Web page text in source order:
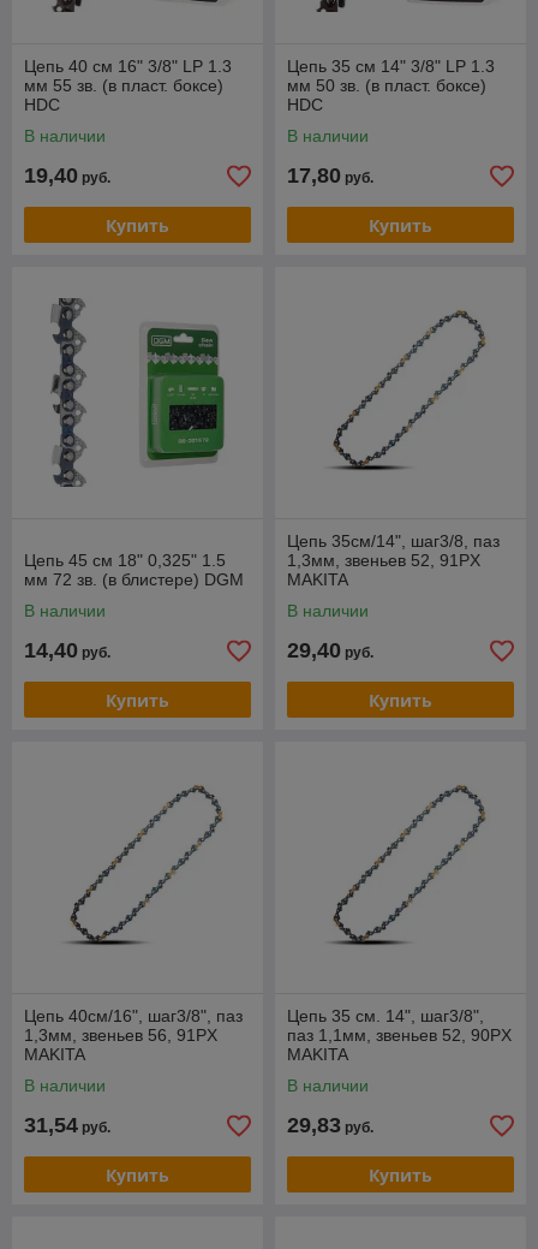
Цепь 40 см 16" 3/8" LP 1.3
мм 55 зв. (в пласт. боксе)
HDC
В наличии
19,40 руб.
Купить
Цепь 35 см 14" 3/8" LP 1.3
мм 50 зв. (в пласт. боксе)
HDC
В наличии
17,80 руб.
Купить
Цепь 45 см 18" 0,325" 1.5
мм 72 зв. (в блистере) DGM
В наличии
14,40 руб.
Купить
Цепь 35см/14", шаг3/8, паз
1,3мм, звеньев 52, 91PX
MAKITA
В наличии
29,40 руб.
Купить
Цепь 40см/16", шаг3/8", паз
1,3мм, звеньев 56, 91PX
MAKITA
В наличии
31,54 руб.
Купить
Цепь 35 см. 14", шаг3/8",
паз 1,1мм, звеньев 52, 90PX
MAKITA
В наличии
29,83 руб.
Купить